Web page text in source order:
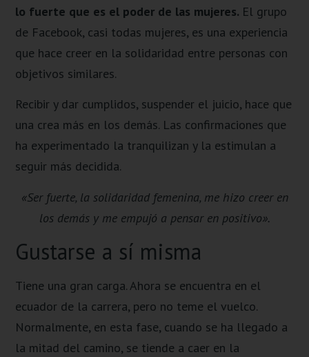
lo fuerte que es el poder de las mujeres. El grupo
de Facebook, casi todas mujeres, es una experiencia
que hace creer en la solidaridad entre personas con
objetivos similares.
Recibir y dar cumplidos, suspender el juicio, hace que
una crea más en los demás. Las confirmaciones que
ha experimentado la tranquilizan y la estimulan a
seguir más decidida.
«Ser fuerte, la solidaridad femenina, me hizo creer en
los demás y me empujó a pensar en positivo».
Gustarse a sí misma
Tiene una gran carga. Ahora se encuentra en el
ecuador de la carrera, pero no teme el vuelco.
Normalmente, en esta fase, cuando se ha llegado a
la mitad del camino, se tiende a caer en la